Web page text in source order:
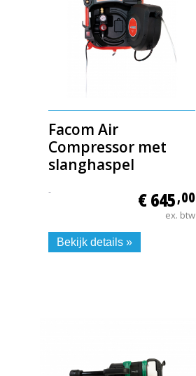
Facom Air
Compressor met
slanghaspel
- € 645,00
ex. btw
Bekijk details »